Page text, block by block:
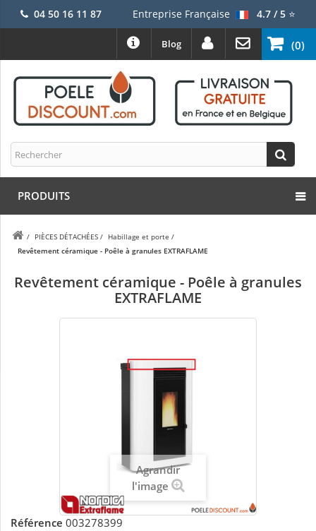
04 50 16 11 87 Entreprise Française 4.7 / 5⭐
(0)
Blog
PRODUITS
/ PIÈCES DÉTACHÉES / Habillage et porte /
Revêtement céramique - Poêle à granules EXTRAFLAME
Revêtement céramique - Poêle à granules
EXTRAFLAME
Agrandir
l'image
Référence 003278399